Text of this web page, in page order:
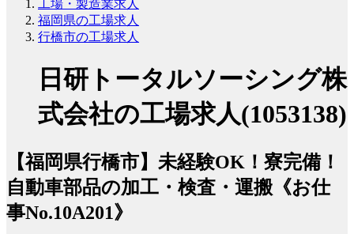
工場・製造業求人
福岡県の工場求人
行橋市の工場求人
日研トータルソーシング株
式会社の工場求人(1053138)
【福岡県行橋市】未経験OK！寮完備！
自動車部品の加工・検査・運搬《お仕
事No.10A201》